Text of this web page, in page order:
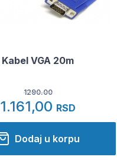
Kabel VGA 20m
1290.00
1.161,00 RSD
Dodaj u korpu